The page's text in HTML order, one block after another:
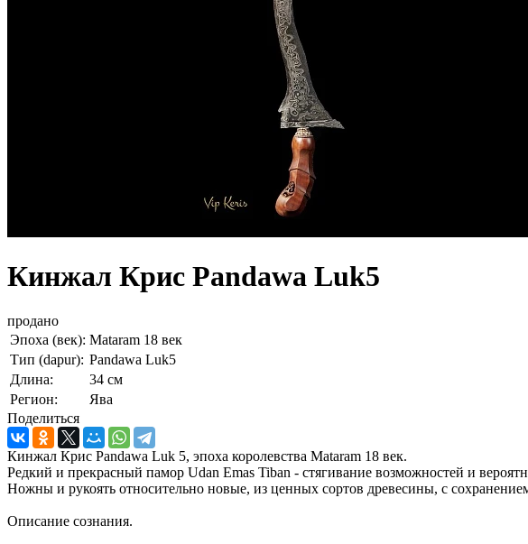
Кинжал Крис Pandawa Luk5
продано
Эпоха (век): Mataram 18 век
Тип (dapur): Pandawa Luk5
Длина:
34 см
Регион:
Ява
Поделиться
Кинжал Крис Pandawa Luk 5, эпоха королевства Mataram 18 век.
Редкий и прекрасный памор Udan Emas Tiban - стягивание возможностей и
Ножны и рукоять относительно новые, из ценных сортов древесины, с
Описание сознания.